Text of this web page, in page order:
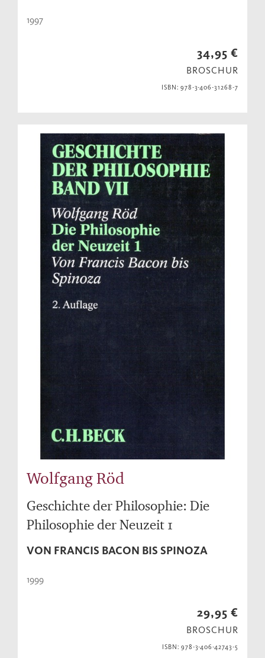
1997
34,95 €
BROSCHUR
ISBN: 978-3-406-31268-7
Wolfgang Röd
Geschichte der Philosophie: Die
Philosophie der Neuzeit 1
VON FRANCIS BACON BIS SPINOZA
1999
29,95 €
BROSCHUR
ISBN: 978-3-406-42743-5